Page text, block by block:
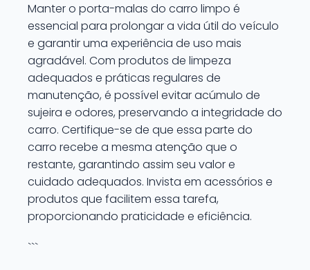
Manter o porta-malas do carro limpo é
essencial para prolongar a vida útil do veículo
e garantir uma experiência de uso mais
agradável. Com produtos de limpeza
adequados e práticas regulares de
manutenção, é possível evitar acúmulo de
sujeira e odores, preservando a integridade do
carro. Certifique-se de que essa parte do
carro recebe a mesma atenção que o
restante, garantindo assim seu valor e
cuidado adequados. Invista em acessórios e
produtos que facilitem essa tarefa,
proporcionando praticidade e eficiência.
```